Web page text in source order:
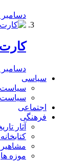
دسامبر 25, 2019
دسامبر 25, 2019
سیاسی
سیاست
اجتماعی
فرهنگی
آثار
مشاهیر
موزه ها